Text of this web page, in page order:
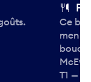
Ce
menu
T1 —